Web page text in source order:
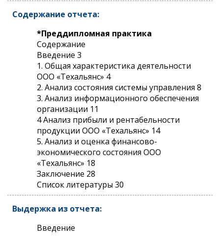
Содержание отчета:
*Преддипломная практика
Содержание
Введение 3
1. Общая характеристика деятельности
ООО «Техальянс» 4
2. Анализ состояния системы управления 8
3. Анализ информационного обеспечения
организации 11
4 Анализ прибыли и рентабельности
продукции ООО «Техальянс» 14
5. Анализ и оценка финансово-
экономического состояния ООО
«Техальянс» 18
Заключение 28
Список литературы 30
Выдержка из отчета:
Введение